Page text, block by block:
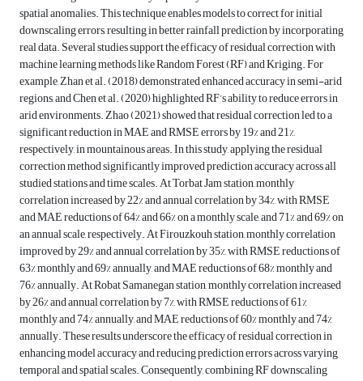
spatial anomalies. This technique enables models to correct for initial
downscaling errors, resulting in better rainfall prediction by incorporating
real data. Several studies support the efficacy of residual correction with
machine learning methods like Random Forest (RF) and Kriging. For
example, Zhan et al. (2018) demonstrated enhanced accuracy in semi-arid
regions, and Chen et al. (2020) highlighted RF’s ability to reduce errors in
arid environments. Zhao (2021) showed that residual correction led to a
significant reduction in MAE and RMSE errors by 19% and 21%,
respectively, in mountainous areas. In this study, applying the residual
correction method significantly improved prediction accuracy across all
studied stations and time scales. At Torbat Jam station, monthly
correlation increased by 22% and annual correlation by 34%, with RMSE
and MAE reductions of 64% and 66% on a monthly scale, and 71% and 69% on
an annual scale, respectively. At Firouzkouh station, monthly correlation
improved by 29% and annual correlation by 35%, with RMSE reductions of
63% monthly and 69% annually, and MAE reductions of 68% monthly and
76% annually. At Robat Samanegan station, monthly correlation increased
by 26% and annual correlation by 7%, with RMSE reductions of 61%
monthly and 74% annually, and MAE reductions of 60% monthly and 74%
annually. These results underscore the efficacy of residual correction in
enhancing model accuracy and reducing prediction errors across varying
temporal and spatial scales. Consequently, combining RF downscaling